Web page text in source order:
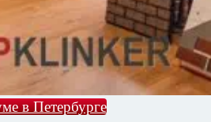
в Петербурге